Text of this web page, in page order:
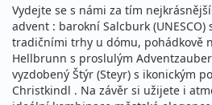
Vydejte se s námi za tím
advent : barokní Salcburk
tradičními trhy u dómu, pohádkově
Hellbrunn s proslulým
vyzdobený Štýr (Steyr) s ikonickým
Christkindl . Na závěr si užijete i